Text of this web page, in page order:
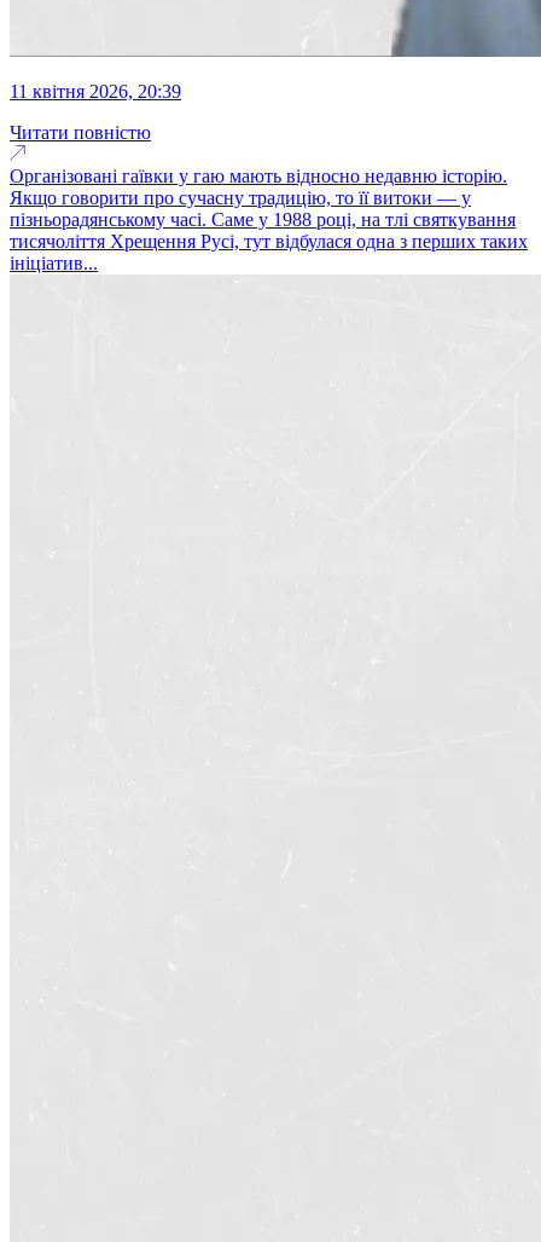
11 квітня 2026, 20:39
Читати повністю
Організовані гаївки у гаю мають відносно недавню історію.
Якщо говорити про сучасну традицію, то її витоки — у
пізньорадянському часі. Саме у 1988 році, на тлі святкування
тисячоліття Хрещення Русі, тут відбулася одна з перших таких
ініціатив...